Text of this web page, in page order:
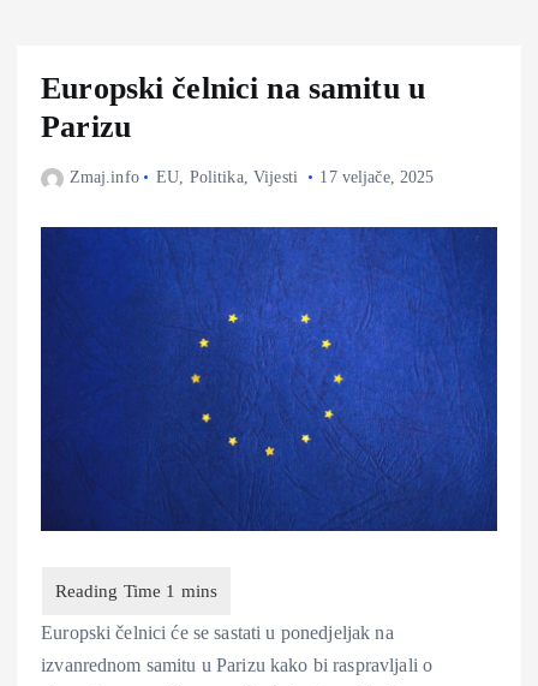
Europski čelnici na samitu u
Parizu
Zmaj.info EU, Politika,Vijesti 17 veljače, 2025
Europski čelnici će se sastati u ponedjeljak na
izvanrednom samitu u Parizu kako bi raspravljali o